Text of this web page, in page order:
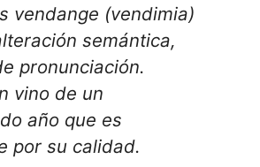
vendange (vendimia)
semántica,
pronunciación.
vino de un
año que es
por su calidad.